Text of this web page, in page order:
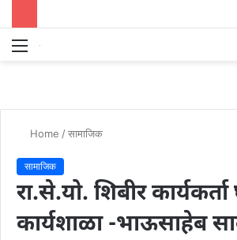
Menu
Home /सामाजिक
सामाजिक
रा.से.यो. शिबीर
कार्यशाळा -भाऊसाहेब